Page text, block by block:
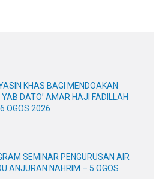
KHAS BAGI MENDOAKAN
DATO’ AMAR HAJI FADILLAH
OGOS 2026
SEMINAR PENGURUSAN AIR
ANJURAN NAHRIM – 5 OGOS